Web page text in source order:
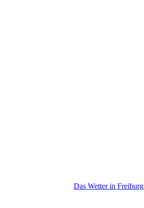
Das Wetter in Freiburg